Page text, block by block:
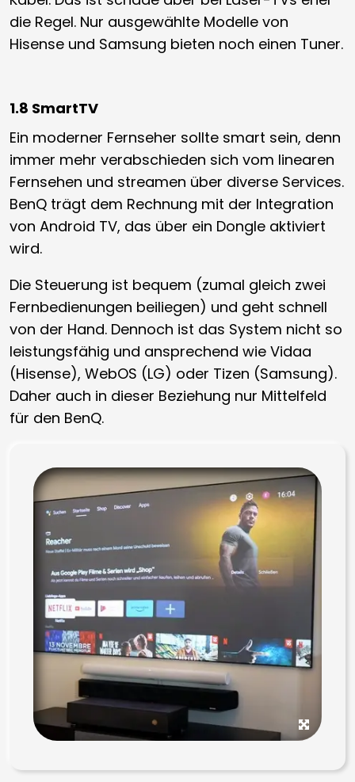
die Regel. Nur ausgewählte Modelle von
Hisense und Samsung bieten noch einen Tuner.
1.8 SmartTV
Ein moderner Fernseher sollte smart sein, denn
immer mehr verabschieden sich vom linearen
Fernsehen und streamen über diverse Services.
BenQ trägt dem Rechnung mit der Integration
von Android TV, das über ein Dongle aktiviert
wird.
Die Steuerung ist bequem (zumal gleich zwei
Fernbedienungen beiliegen) und geht schnell
von der Hand. Dennoch ist das System nicht so
leistungsfähig und ansprechend wie Vidaa
(Hisense), WebOS (LG) oder Tizen (Samsung).
Daher auch in dieser Beziehung nur Mittelfeld
für den BenQ.